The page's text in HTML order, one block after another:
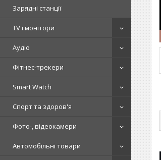
Зарядні станції
TV і монітори
Аудіо
Фітнес-трекери
Smart Watch
Спорт та здоров'я
Фото-, відеокамери
Автомобільні товари